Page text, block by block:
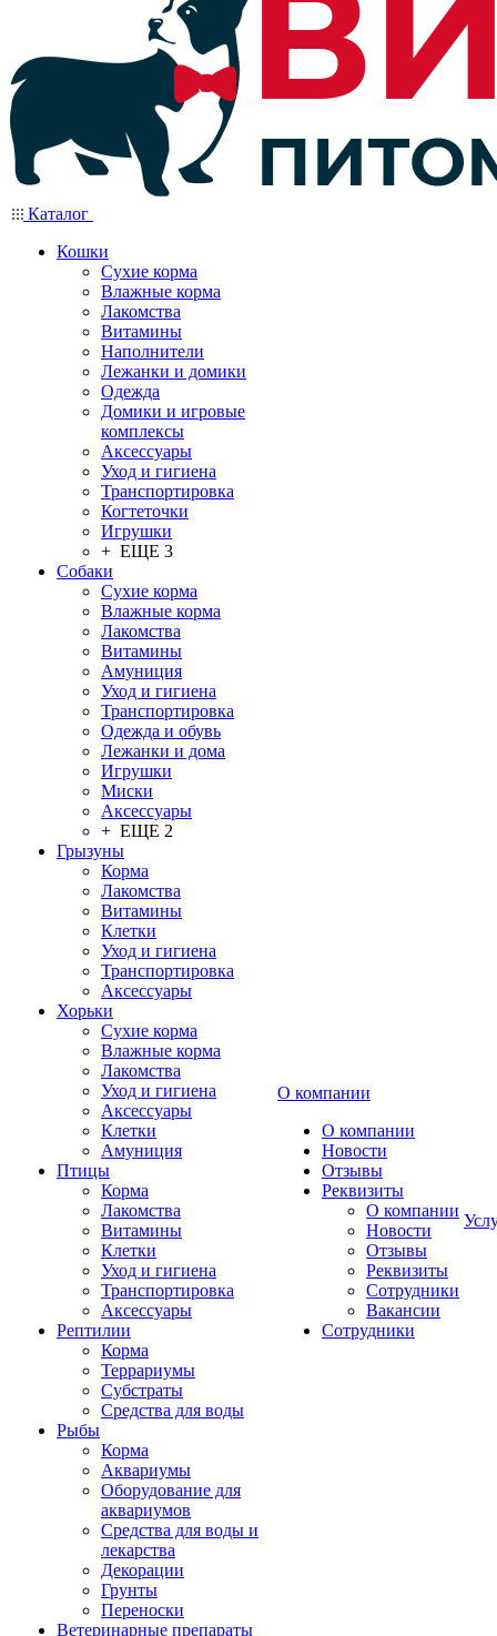
Каталог
Кошки
Сухие корма
Влажные корма
Лакомства
Витамины
Наполнители
Лежанки и домики
Одежда
Домики и игровые
комплексы
Аксессуары
Уход и гигиена
Транспортировка
Когтеточки
Игрушки
+ ЕЩЕ 3
Собаки
Сухие корма
Влажные корма
Лакомства
Витамины
Амуниция
Уход и гигиена
Транспортировка
Одежда и обувь
Лежанки и дома
Игрушки
Миски
Аксессуары
+ ЕЩЕ 2
Грызуны
Корма
Лакомства
Витамины
Клетки
Уход и гигиена
Транспортировка
Аксессуары
Хорьки
Сухие корма
Влажные корма
Лакомства
Уход и гигиена
Аксессуары
Клетки
Амуниция
Птицы
Корма
Лакомства
Витамины
Клетки
Уход и гигиена
Транспортировка
Аксессуары
Рептилии
Корма
Террариумы
Субстраты
Средства для воды
Рыбы
Корма
Аквариумы
Оборудование для
аквариумов
Средства для воды и
лекарства
Декорации
Грунты
Переноски
Ветеринарные препараты
О компании
О компании
Новости
Отзывы
Реквизиты
О компании
Новости
Отзывы
Реквизиты
Сотрудники
Вакансии
Сотрудники